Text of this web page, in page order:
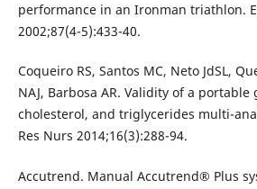
performance in an Ironman triathlon.
2002;87(4-5):433-40.
Coqueiro RS, Santos MC, Neto JdSL,
NAJ, Barbosa AR. Validity of a portable
cholesterol, and triglycerides multi-
Res Nurs 2014;16(3):288-94.
Accutrend. Manual Accutrend® Plus